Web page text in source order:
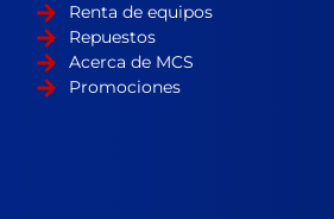
Renta de equipos
Repuestos
Acerca de MCS
Promociones